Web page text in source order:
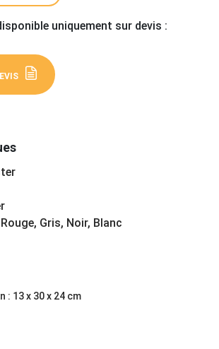
uniquement sur devis :
Gris, Noir, Blanc
: 13 x 30 x 24 cm